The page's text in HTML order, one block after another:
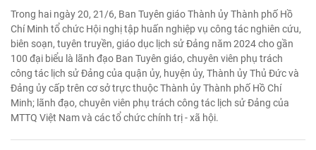
Trong hai ngày 20, 21/6, Ban Tuyên giáo Thành ủy Thành phố Hồ
Chí Minh tổ chức Hội nghị tập huấn nghiệp vụ công tác nghiên cứu,
biên soạn, tuyên truyền, giáo dục lịch sử Đảng năm 2024 cho gần
100 đại biểu là lãnh đạo Ban Tuyên giáo, chuyên viên phụ trách
công tác lịch sử Đảng của quận ủy, huyện ủy, Thành ủy Thủ Đức và
Đảng ủy cấp trên cơ sở trực thuộc Thành ủy Thành phố Hồ Chí
Minh; lãnh đạo, chuyên viên phụ trách công tác lịch sử Đảng của
MTTQ Việt Nam và các tổ chức chính trị - xã hội.